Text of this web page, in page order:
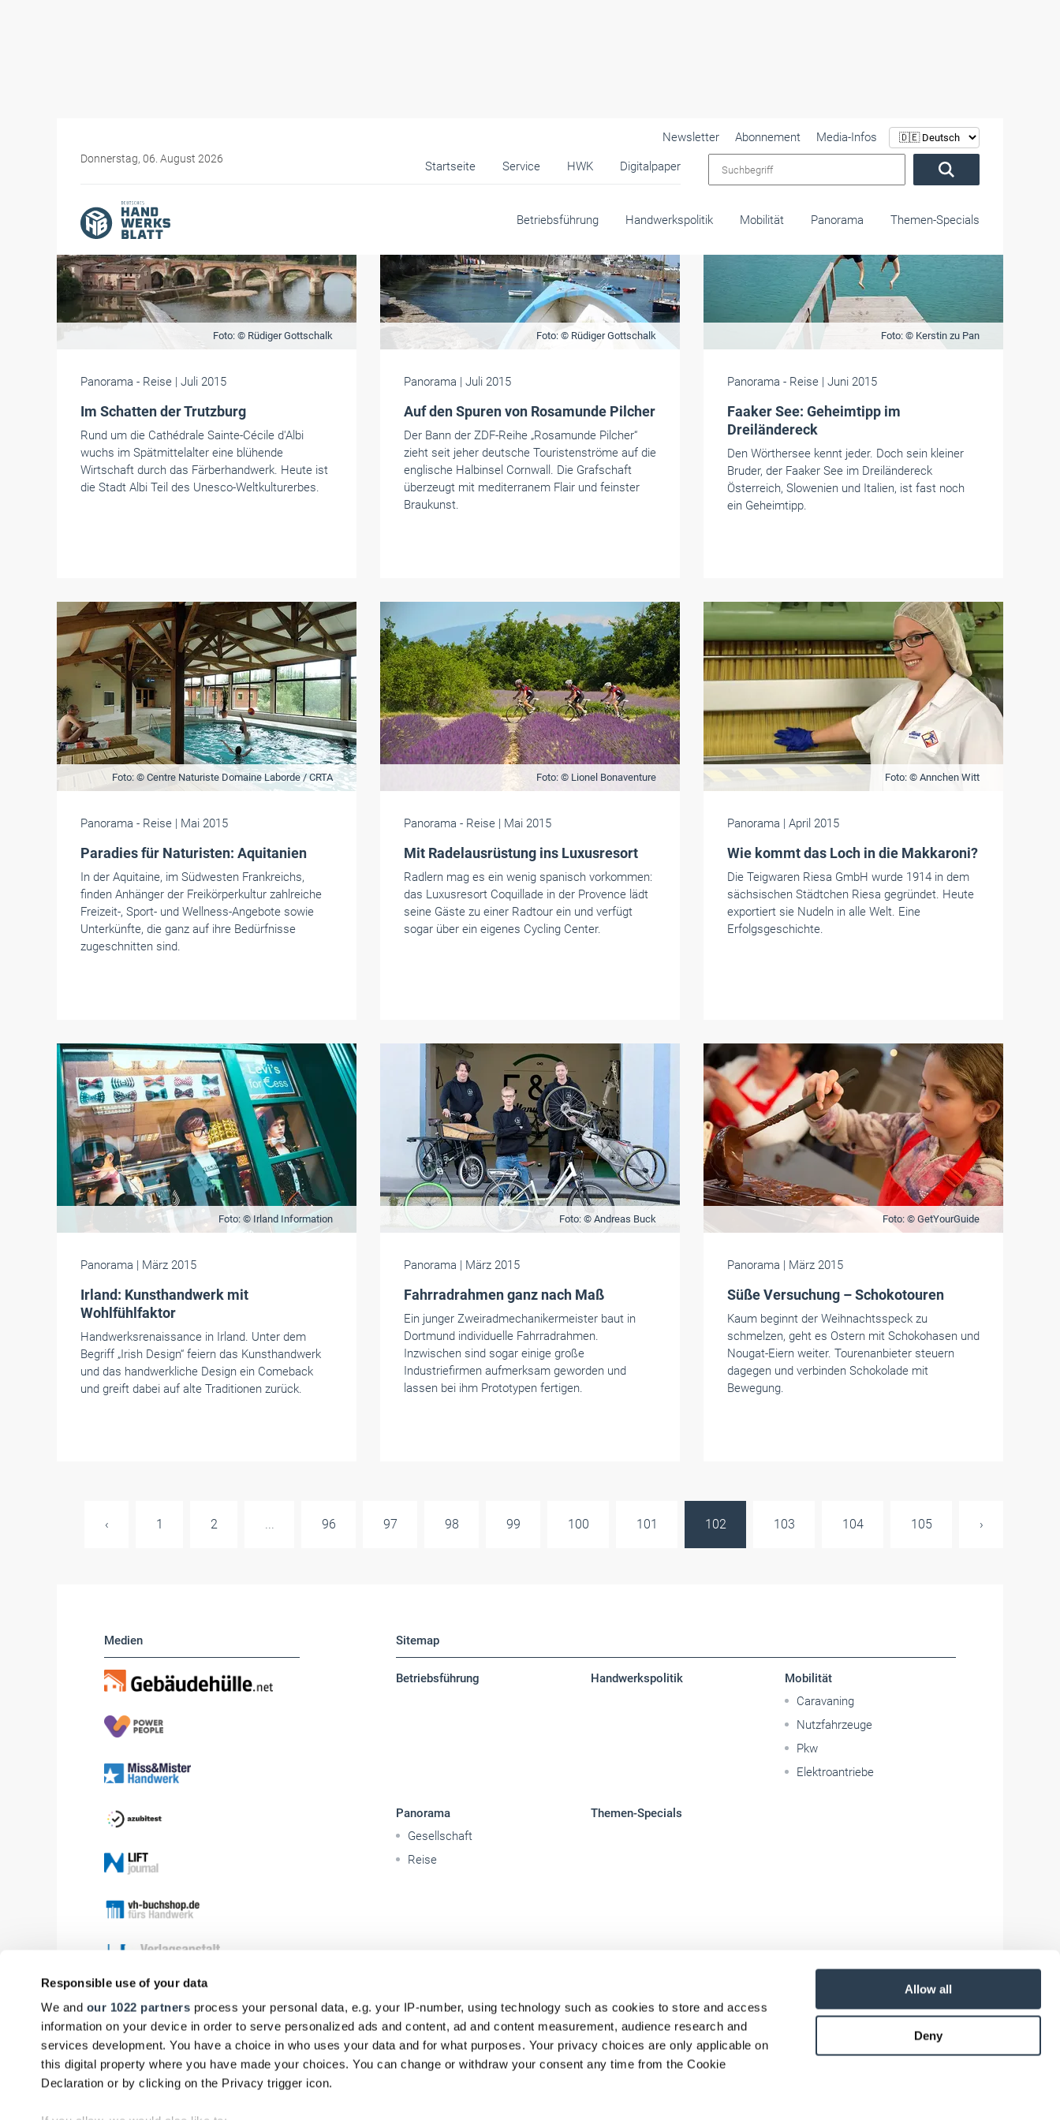
Responsible use of your data
We and our 1022 partners process your personal data, e.g. your IP-number, using technology such as cookies to store and access
information on your device in order to serve personalized ads and content, ad and content measurement, audience research and
services development. You have a choice in who uses your data and for what purposes. Your privacy choices are only applicable on
this digital property where you have made your choices. You can change or withdraw your consent any time from the Cookie
Declaration or by clicking on the Privacy trigger icon.
Allow all
Deny
Donnerstag, 06. August 2026
Startseite Service HWK Digitalpaper
Newsletter Abonnement
Media-Infos
Betriebsführung Handwerkspolitik Mobilität Panorama Themen-Specials
Foto: © Rüdiger Gottschalk
Panorama - Reise | Juli 2015
Im Schatten der Trutzburg
Rund um die Cathédrale Sainte-Cécile d'Albi
wuchs im Spätmittelalter eine blühende
Wirtschaft durch das Färberhandwerk. Heute ist
die Stadt Albi Teil des Unesco-Weltkulturerbes.
Foto: © Rüdiger Gottschalk
Panorama | Juli 2015
Auf den Spuren von Rosamunde Pilcher
Der Bann der ZDF-Reihe „Rosamunde Pilcher“
zieht seit jeher deutsche Touristenströme auf die
englische Halbinsel Cornwall. Die Grafschaft
überzeugt mit mediterranem Flair und feinster
Braukunst.
Foto: © Kerstin zu Pan
Panorama - Reise | Juni 2015
Faaker See: Geheimtipp im
Dreiländereck
Den Wörthersee kennt jeder. Doch sein kleiner
Bruder, der Faaker See im Dreiländereck
Österreich, Slowenien und Italien, ist fast noch
ein Geheimtipp.
Foto: © Centre Naturiste Domaine Laborde / CRTA
Panorama - Reise | Mai 2015
Paradies für Naturisten: Aquitanien
In der Aquitaine, im Südwesten Frankreichs,
finden Anhänger der Freikörperkultur zahlreiche
Freizeit-, Sport- und Wellness-Angebote sowie
Unterkünfte, die ganz auf ihre Bedürfnisse
zugeschnitten sind.
Foto: © Lionel Bonaventure
Panorama - Reise | Mai 2015
Mit Radelausrüstung ins Luxusresort
Radlern mag es ein wenig spanisch vorkommen:
das Luxusresort Coquillade in der Provence lädt
seine Gäste zu einer Radtour ein und verfügt
sogar über ein eigenes Cycling Center.
Foto: © Annchen Witt
Panorama | April 2015
Wie kommt das Loch in die Makkaroni?
Die Teigwaren Riesa GmbH wurde 1914 in dem
sächsischen Städtchen Riesa gegründet. Heute
exportiert sie Nudeln in alle Welt. Eine
Erfolgsgeschichte.
Foto: © Irland Information
Panorama | März 2015
Irland: Kunsthandwerk mit
Wohlfühlfaktor
Handwerksrenaissance in Irland. Unter dem
Begriff „Irish Design“ feiern das Kunsthandwerk
und das handwerkliche Design ein Comeback
und greift dabei auf alte Traditionen zurück.
Foto: © Andreas Buck
Panorama | März 2015
Fahrradrahmen ganz nach Maß
Ein junger Zweiradmechanikermeister baut in
Dortmund individuelle Fahrradrahmen.
Inzwischen sind sogar einige große
Industriefirmen aufmerksam geworden und
lassen bei ihm Prototypen fertigen.
Foto: © GetYourGuide
Panorama | März 2015
Süße Versuchung – Schokotouren
Kaum beginnt der Weihnachtsspeck zu
schmelzen, geht es Ostern mit Schokohasen und
Nougat-Eiern weiter. Tourenanbieter steuern
dagegen und verbinden Schokolade mit
Bewegung.
‹ 1 2 ... 96 97 98 99 100 101 102 103 104 105 ›
Medien Sitemap
Betriebsführung Handwerkspolitik
Mobilität
Caravaning
Nutzfahrzeuge
Pkw
Elektroantriebe
Panorama
Gesellschaft
Reise
Themen-Specials